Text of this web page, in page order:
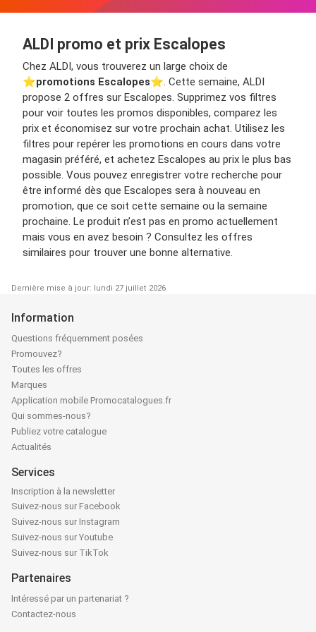
ALDI promo et prix Escalopes
Chez ALDI, vous trouverez un large choix de
⭐️promotions Escalopes⭐️. Cette semaine, ALDI
propose 2 offres sur Escalopes. Supprimez vos filtres
pour voir toutes les promos disponibles, comparez les
prix et économisez sur votre prochain achat. Utilisez les
filtres pour repérer les promotions en cours dans votre
magasin préféré, et achetez Escalopes au prix le plus bas
possible. Vous pouvez enregistrer votre recherche pour
être informé dès que Escalopes sera à nouveau en
promotion, que ce soit cette semaine ou la semaine
prochaine. Le produit n’est pas en promo actuellement
mais vous en avez besoin ? Consultez les offres
similaires pour trouver une bonne alternative.
Dernière mise à jour: lundi 27 juillet 2026
Information
Questions fréquemment posées
Promouvez?
Toutes les offres
Marques
Application mobile Promocatalogues.fr
Qui sommes-nous?
Publiez votre catalogue
Actualités
Services
Inscription à la newsletter
Suivez-nous sur Facebook
Suivez-nous sur Instagram
Suivez-nous sur Youtube
Suivez-nous sur TikTok
Partenaires
Intéressé par un partenariat ?
Contactez-nous